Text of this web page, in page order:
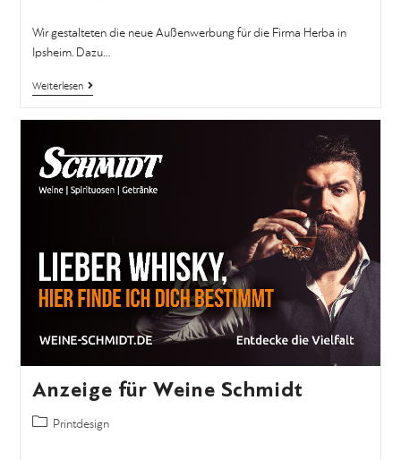
Wir gestalteten die neue Außenwerbung für die Firma Herba in
Ipsheim. Dazu…
Weiterlesen
Anzeige für Weine Schmidt
Printdesign